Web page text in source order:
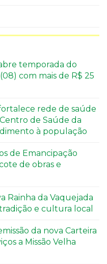
temporada do
com mais de R$ 25
rede de saúde
de Saúde da
à população
de Emancipação
de obras e
Rainha da Vaquejada
e cultura local
da nova Carteira
a Missão Velha